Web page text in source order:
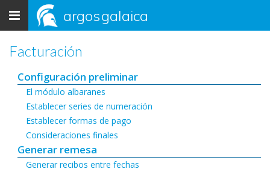
Toggle
navigation
argosgalaica
Facturación
Configuración preliminar
El módulo albaranes
Establecer series de numeración
Establecer formas de pago
Consideraciones finales
Generar remesa
Generar recibos entre fechas